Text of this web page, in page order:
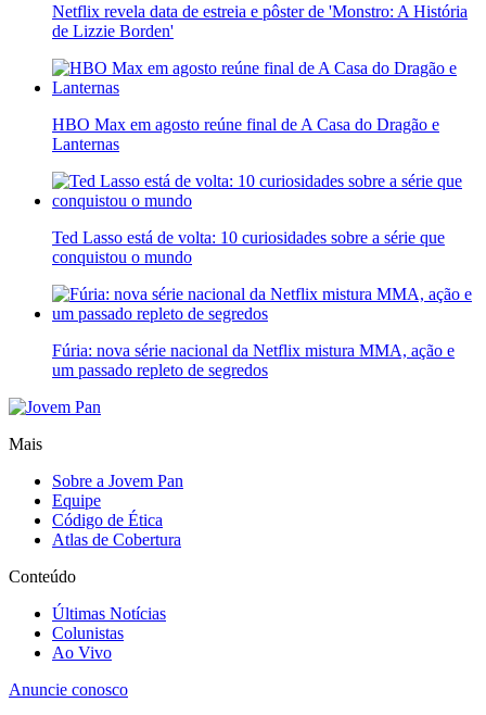
Netflix revela data de estreia e pôster de 'Monstro: A História
de Lizzie Borden'
HBO Max em agosto reúne final de A Casa do Dragão e
Lanternas
Ted Lasso está de volta: 10 curiosidades sobre a série que
conquistou o mundo
Fúria: nova série nacional da Netflix mistura MMA, ação e
um passado repleto de segredos
Mais
Sobre a Jovem Pan
Equipe
Código de Ética
Atlas de Cobertura
Conteúdo
Últimas Notícias
Colunistas
Ao Vivo
Anuncie conosco